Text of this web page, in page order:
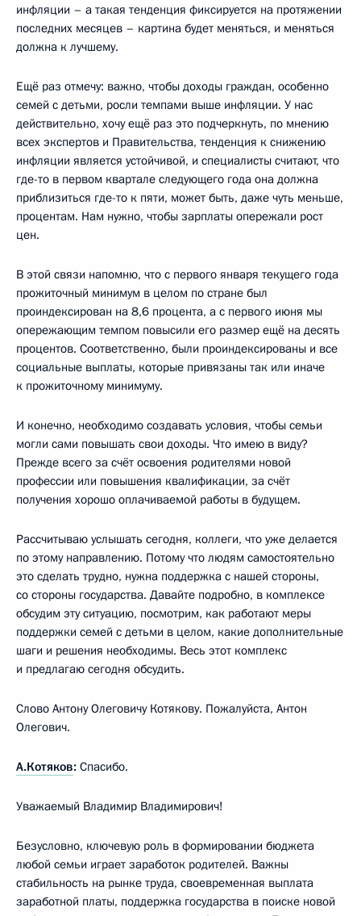
инфляции – а такая тенденция фиксируется на протяжении
последних месяцев – картина будет меняться, и меняться
должна к лучшему.
Ещё раз отмечу: важно, чтобы доходы граждан, особенно
семей с детьми, росли темпами выше инфляции. У нас
действительно, хочу ещё раз это подчеркнуть, по мнению
всех экспертов и Правительства, тенденция к снижению
инфляции является устойчивой, и специалисты считают, что
где-то в первом квартале следующего года она должна
приблизиться где-то к пяти, может быть, даже чуть меньше,
процентам. Нам нужно, чтобы зарплаты опережали рост
цен.
В этой связи напомню, что с первого января текущего года
прожиточный минимум в целом по стране был
проиндексирован на 8,6 процента, а с первого июня мы
опережающим темпом повысили его размер ещё на десять
процентов. Соответственно, были проиндексированы и все
социальные выплаты, которые привязаны так или иначе
к прожиточному минимуму.
И конечно, необходимо создавать условия, чтобы семьи
могли сами повышать свои доходы. Что имею в виду?
Прежде всего за счёт освоения родителями новой
профессии или повышения квалификации, за счёт
получения хорошо оплачиваемой работы в будущем.
Рассчитываю услышать сегодня, коллеги, что уже делается
по этому направлению. Потому что людям самостоятельно
это сделать трудно, нужна поддержка с нашей стороны,
со стороны государства. Давайте подробно, в комплексе
обсудим эту ситуацию, посмотрим, как работают меры
поддержки семей с детьми в целом, какие дополнительные
шаги и решения необходимы. Весь этот комплекс
и предлагаю сегодня обсудить.
Слово Антону Олеговичу Котякову. Пожалуйста, Антон
Олегович.
А.Котяков: Спасибо.
Уважаемый Владимир Владимирович!
Безусловно, ключевую роль в формировании бюджета
любой семьи играет заработок родителей. Важны
стабильность на рынке труда, своевременная выплата
заработной платы, поддержка государства в поиске новой